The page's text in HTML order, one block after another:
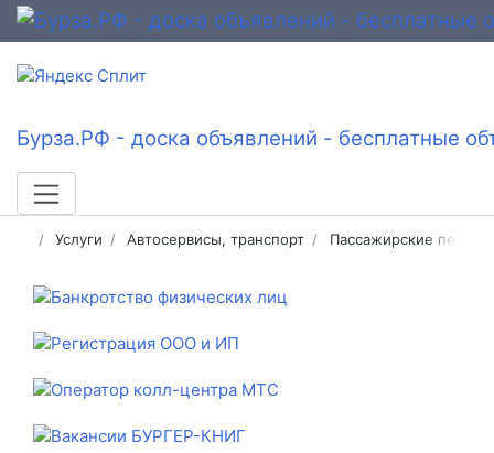
Бурза.РФ - доска объявлений - бесплатные
Услуги Автосервисы, транспорт Пассажирские